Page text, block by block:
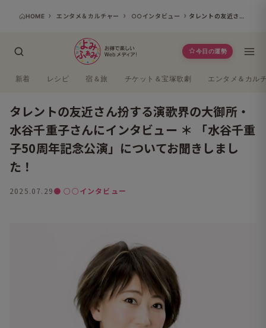
HOME エンタメ＆カルチャー ○○インタビュー タレントの友近さん扮する演歌界の大御所・水谷千重子さんにインタビュー ＊ 「水谷千重子50周年記念公演」についてお聞きしました！
今日の運勢
新着 レシピ 宿＆旅 チケット＆宝塚歌劇 エンタメ＆カル
タレントの友近さん扮する演歌界の大御所・
水谷千重子さんにインタビュー ＊ 「水谷千重
子50周年記念公演」についてお聞きしまし
た！
2025.07.29● ○○インタビュー